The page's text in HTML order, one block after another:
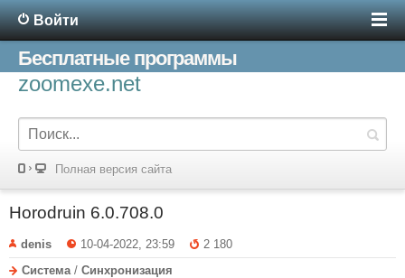
Войти
Бесплатные программы
zoomexe.net
Полная версия сайта
Horodruin 6.0.708.0
denis 10-04-2022, 23:59
2 180
Система / Синхронизация